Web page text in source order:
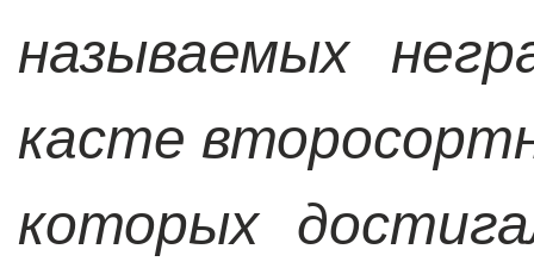
называемых
касте
которых